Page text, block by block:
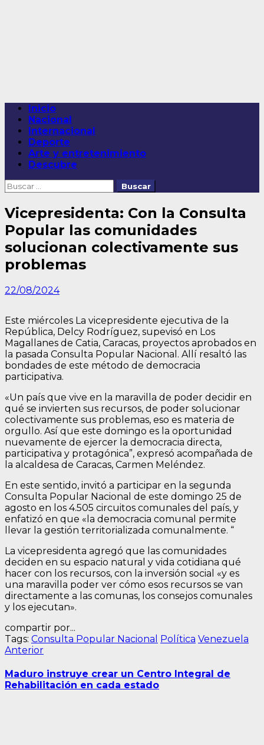
Menú
principal
Inicio
Nacional
Internacional
Deporte
Arte y entretenimiento
Descubre
Buscar:
Vicepresidenta: Con la Consulta
Popular las comunidades
solucionan colectivamente sus
problemas
22/08/2024
Este miércoles La vicepresidente ejecutiva de la
República, Delcy Rodríguez, supevisó en Los
Magallanes de Catia, Caracas, proyectos aprobados en
la pasada Consulta Popular Nacional. Allí resaltó las
bondades de este método de democracia
participativa.
«Un país que vive en la maravilla de poder decidir en
qué se invierten sus recursos, de poder solucionar
colectivamente sus problemas, eso es materia de
orgullo. Así que este domingo es la oportunidad
nuevamente de ejercer la democracia directa,
participativa y protagónica”, expresó acompañada de
la alcaldesa de Caracas, Carmen Meléndez.
En este sentido, invitó a participar en la segunda
Consulta Popular Nacional de este domingo 25 de
agosto en los 4.505 circuitos comunales del país, y
enfatizó en que «la democracia comunal permite
llevar la gestión territorializada comunalmente. “
La vicepresidenta agregó que las comunidades
deciden en su espacio natural y vida cotidiana qué
hacer con los recursos, con la inversión social «y es
una maravilla poder ver cómo esos recursos se van
directamente a las comunas, los consejos comunales
y los ejecutan».
compartir por...
Tags: Consulta Popular Nacional Política Venezuela
Navegación
de
entradas
AnteriorEntrada
Maduro instruye crear un Centro Integral de
Rehabilitación en cada estado